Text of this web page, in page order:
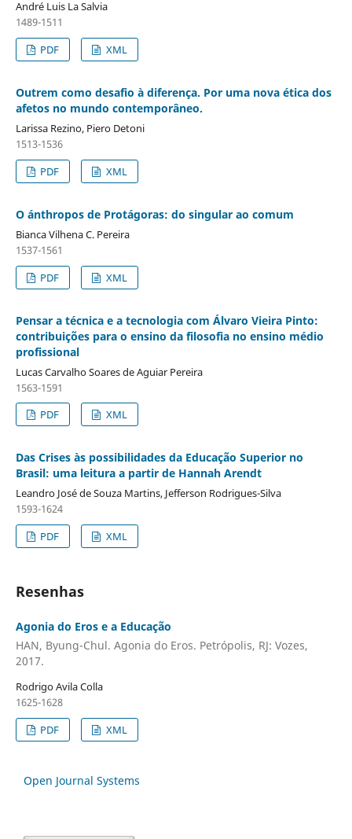
André Luis La Salvia
1489-1511
PDF
XML
Outrem como desafio à diferença. Por uma nova ética dos
afetos no mundo contemporâneo.
Larissa Rezino, Piero Detoni
1513-1536
PDF
XML
O ánthropos de Protágoras: do singular ao comum
Bianca Vilhena C. Pereira
1537-1561
PDF
XML
Pensar a técnica e a tecnologia com Álvaro Vieira Pinto:
contribuições para o ensino da filosofia no ensino médio
profissional
Lucas Carvalho Soares de Aguiar Pereira
1563-1591
PDF
XML
Das Crises às possibilidades da Educação Superior no
Brasil: uma leitura a partir de Hannah Arendt
Leandro José de Souza Martins, Jefferson Rodrigues-Silva
1593-1624
PDF
XML
Resenhas
Agonia do Eros e a Educação
HAN, Byung-Chul. Agonia do Eros. Petrópolis, RJ: Vozes,
2017.
Rodrigo Avila Colla
1625-1628
PDF
XML
Open Journal Systems